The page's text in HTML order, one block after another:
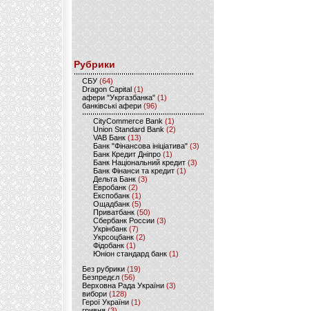
Рубрики
CБУ (64)
Dragon Capital (1)
афери "Укргазбанка" (1)
банківські афери (96)
CityCommerce Bank (1)
Union Standard Bank (2)
VAB Банк (13)
Банк "Фінансова ініціатива" (3)
Банк Кредит Дніпро (1)
Банк Національний кредит (3)
Банк Фінанси та кредит (1)
Дельта Банк (3)
Евробанк(2)
Експобанк (1)
Ощадбанк(5)
Приватбанк (50)
Сбербанк России (3)
Укрінбанк(7)
Укрсоцбанк (2)
Фідобанк (1)
Юніон стандард банк(1)
Без рубрики (19)
Безпредєл(56)
Верховна Рада України (3)
вибори(128)
Герої України(1)